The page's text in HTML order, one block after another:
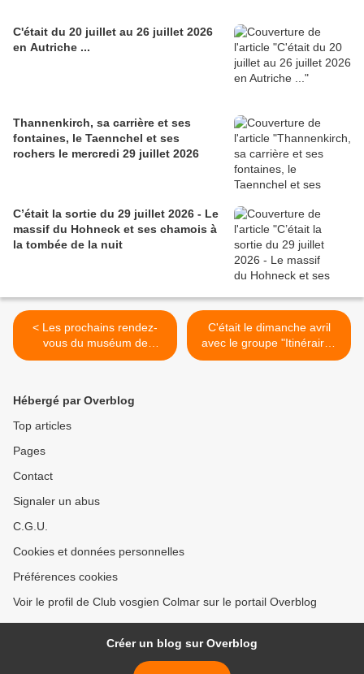
C'était du 20 juillet au 26 juillet 2026
en Autriche ...
Thannenkirch, sa carrière et ses
fontaines, le Taennchel et ses
rochers le mercredi 29 juillet 2026
C’était la sortie du 29 juillet 2026 - Le
massif du Hohneck et ses chamois à
la tombée de la nuit
< Les prochains rendez-
vous du muséum de
Colmar
C'était le dimanche avril
avec le groupe "Itinéraires
Découvertes" >
Hébergé par Overblog
Top articles
Pages
Contact
Signaler un abus
C.G.U.
Cookies et données personnelles
Préférences cookies
Voir le profil de Club vosgien Colmar sur le portail Overblog
Créer un blog sur Overblog